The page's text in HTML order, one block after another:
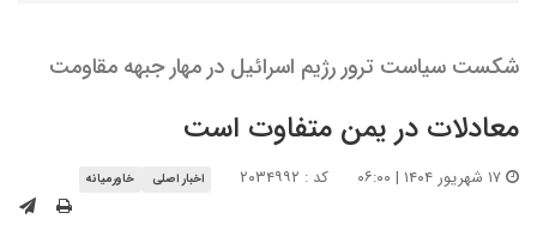
شکست سیاست ترور رژیم اسرائیل در مهار جبهه مقاومت
معادلات در یمن متفاوت است
کد : ۲۰۳۴۹۹۲ اخبار اصلی خاورمیانه